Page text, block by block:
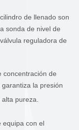
de llenado son
sonda de nivel de
reguladora de
concentración de
la presión
alta pureza.
equipa con el